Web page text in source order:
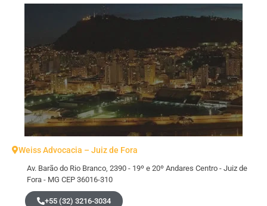
Weiss Advocacia – Juiz de Fora
Av. Barão do Rio Branco, 2390 - 19º e 20º Andares Centro - Juiz de
Fora - MG CEP 36016-310
+55 (32) 3216-3034